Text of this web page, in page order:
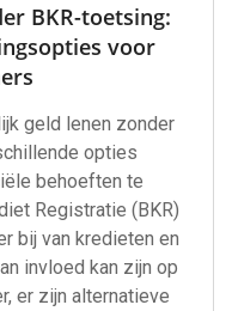
BKR-toetsing:
voor
geld lenen zonder
opties
behoeften te
Registratie (BKR)
bij van kredieten en
invloed kan zijn op
er zijn alternatieve